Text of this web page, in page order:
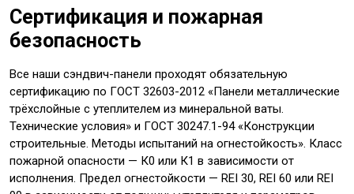
Сертификация и пожарная
безопасность
Все наши сэндвич-панели проходят обязательную
сертификацию по ГОСТ 32603-2012 «Панели металлические
трёхслойные с утеплителем из минеральной ваты.
Технические условия» и ГОСТ 30247.1-94 «Конструкции
строительные. Методы испытаний на огнестойкость». Класс
пожарной опасности — К0 или К1 в зависимости от
исполнения. Предел огнестойкости — REI 30, REI 60 или REI